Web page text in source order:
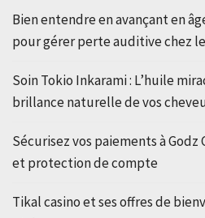
Bien entendre en avançant en
pour gérer perte auditive chez
Soin Tokio Inkarami : L’huile
brillance naturelle de vos
Sécurisez vos paiements à
et protection de compte
Tikal casino et ses offres de